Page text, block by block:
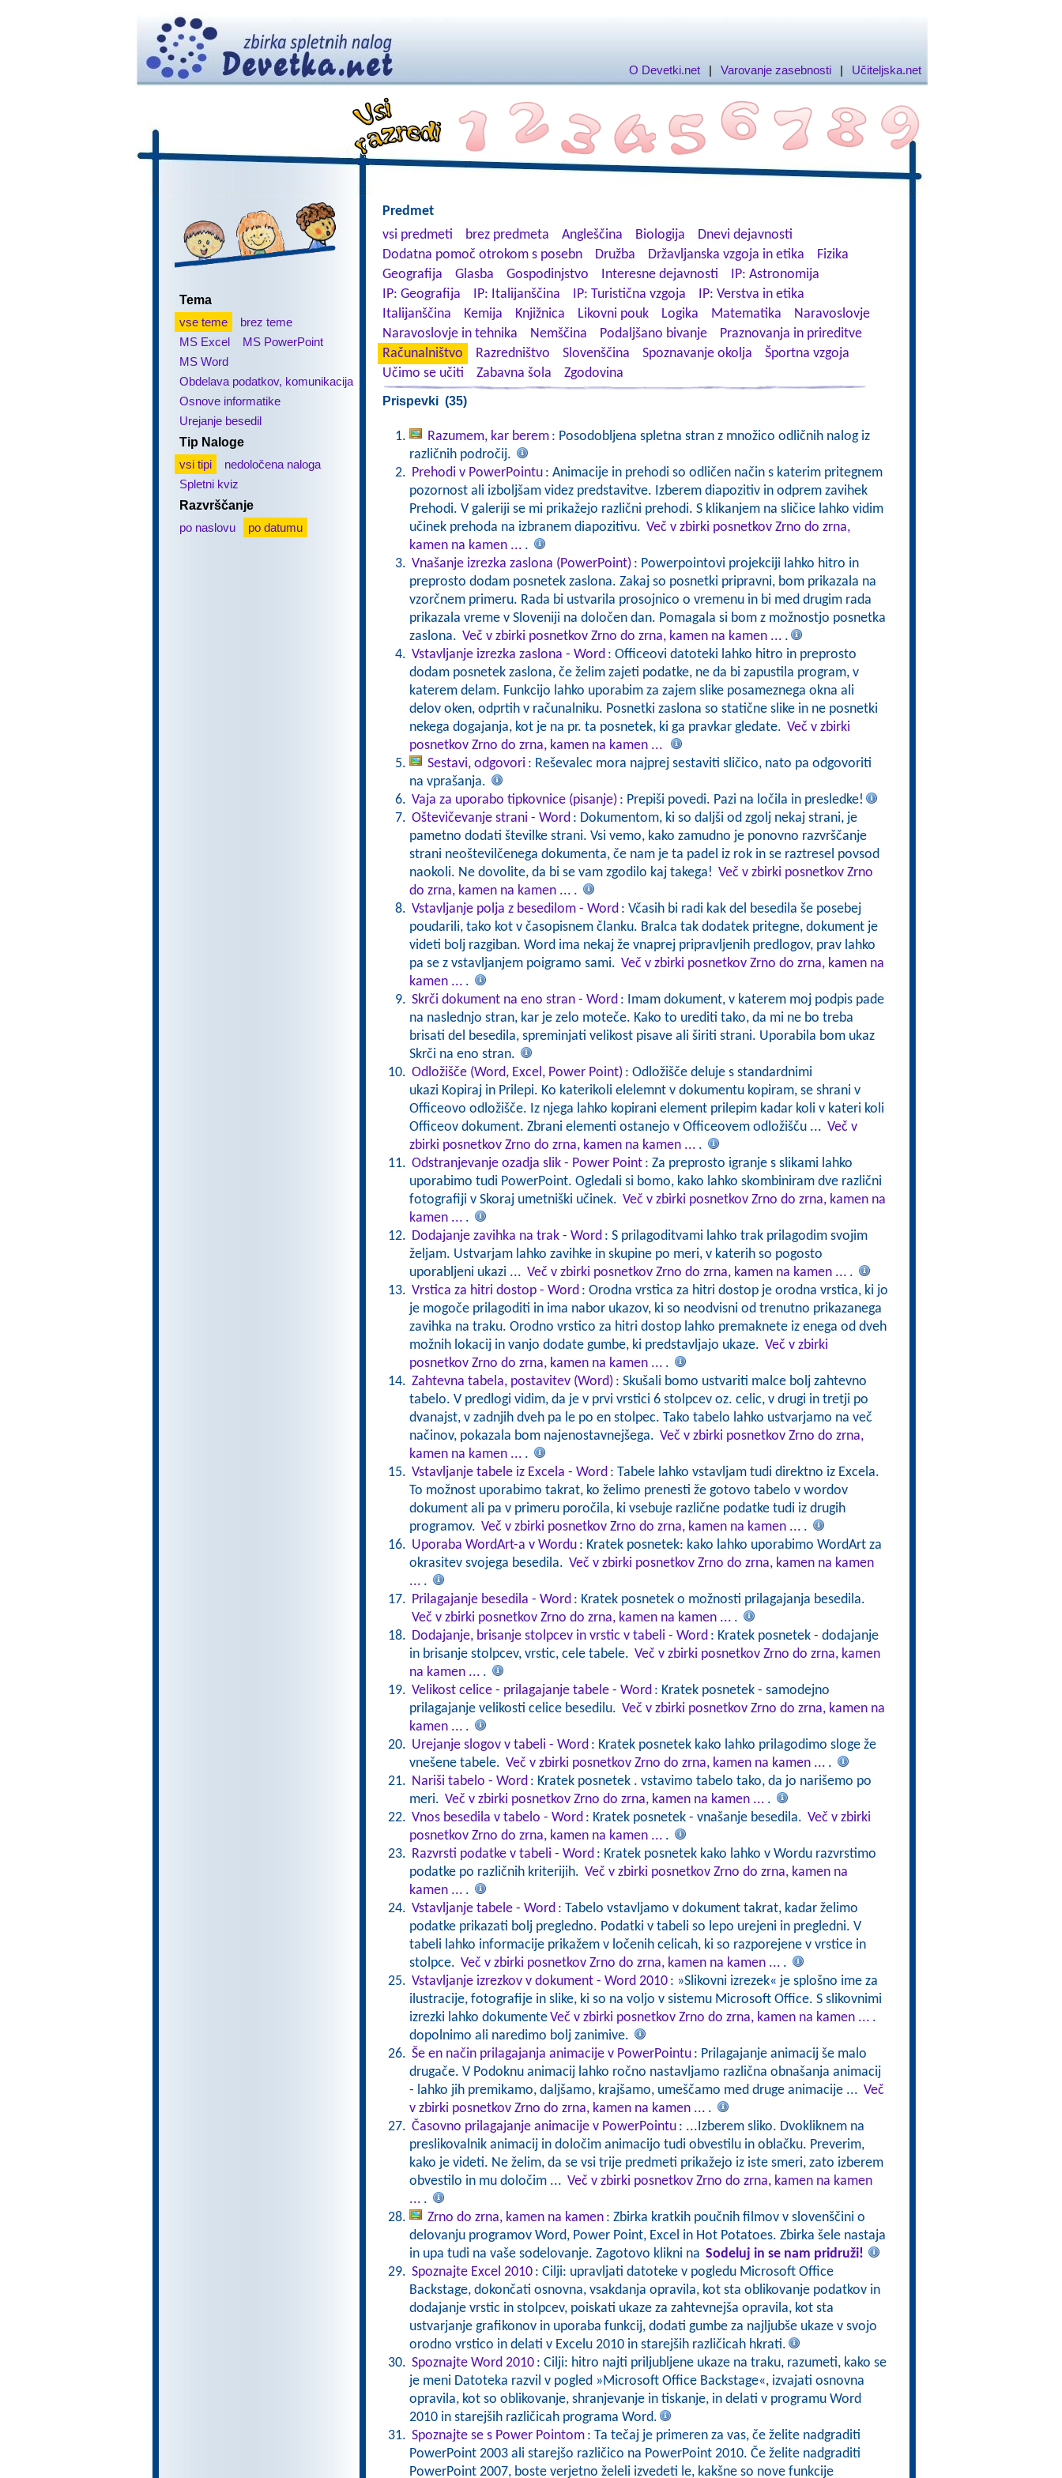
O Devetki.net | Varovanje zasebnosti | Učiteljska.net
Tema
vse teme
brez teme
MS Excel
MS PowerPoint
MS Word
Obdelava podatkov, komunikacija
Osnove informatike
Urejanje besedil
Tip Naloge
vsi tipi
nedoločena naloga
Spletni kviz
Razvrščanje
po naslovu
po datumu
Predmet
vsi predmeti
brez predmeta Angleščina Biologija
Dnevi dejavnosti
Dodatna pomoč otrokom s posebn
Družba Državljanska vzgoja in etika
Fizika
Geografija
Glasba Gospodinjstvo Interesne dejavnosti
IP: Astronomija
IP: Geografija
IP: Italijanščina IP: Turistična vzgoja
IP: Verstva in etika
Italijanščina
Kemija Knjižnica Likovni pouk Logika Matematika
Naravoslovje
Naravoslovje in tehnika
Nemščina Podaljšano bivanje
Praznovanja in prireditve
Računalništvo
Razredništvo Slovenščina Spoznavanje okolja
Športna vzgoja
Učimo se učiti
Zabavna šola Zgodovina
Prispevki (35)
Razumem, kar berem : Posodobljena spletna stran z množico odličnih nalog iz
različnih področij.
Prehodi v PowerPointu : Animacije in prehodi so odličen način s katerim pritegnem
pozornost ali izboljšam videz predstavitve. Izberem diapozitiv in odprem zavihek
Prehodi. V galeriji se mi prikažejo različni prehodi. S klikanjem na sličice lahko vidim
učinek prehoda na izbranem diapozitivu. Več v zbirki posnetkov Zrno do zrna,
kamen na kamen ... .
Vnašanje izrezka zaslona (PowerPoint) : Powerpointovi projekciji lahko hitro in
preprosto dodam posnetek zaslona. Zakaj so posnetki pripravni, bom prikazala na
vzorčnem primeru. Rada bi ustvarila prosojnico o vremenu in bi med drugim rada
prikazala vreme v Sloveniji na določen dan. Pomagala si bom z možnostjo posnetka
zaslona. Več v zbirki posnetkov Zrno do zrna, kamen na kamen ... .
Vstavljanje izrezka zaslona - Word : Officeovi datoteki lahko hitro in preprosto
dodam posnetek zaslona, če želim zajeti podatke, ne da bi zapustila program, v
katerem delam. Funkcijo lahko uporabim za zajem slike posameznega okna ali
delov oken, odprtih v računalniku. Posnetki zaslona so statične slike in ne posnetki
nekega dogajanja, kot je na pr. ta posnetek, ki ga pravkar gledate. Več v zbirki
posnetkov Zrno do zrna, kamen na kamen ...
Sestavi, odgovori : Reševalec mora najprej sestaviti sličico, nato pa odgovoriti
na vprašanja.
Vaja za uporabo tipkovnice (pisanje) : Prepiši povedi. Pazi na ločila in presledke!
Oštevičevanje strani - Word : Dokumentom, ki so daljši od zgolj nekaj strani, je
pametno dodati številke strani. Vsi vemo, kako zamudno je ponovno razvrščanje
strani neoštevilčenega dokumenta, če nam je ta padel iz rok in se raztresel povsod
naokoli. Ne dovolite, da bi se vam zgodilo kaj takega! Več v zbirki posnetkov Zrno
do zrna, kamen na kamen ... .
Vstavljanje polja z besedilom - Word : Včasih bi radi kak del besedila še posebej
poudarili, tako kot v časopisnem članku. Bralca tak dodatek pritegne, dokument je
videti bolj razgiban. Word ima nekaj že vnaprej pripravljenih predlogov, prav lahko
pa se z vstavljanjem poigramo sami. Več v zbirki posnetkov Zrno do zrna, kamen na
kamen ... .
Skrči dokument na eno stran - Word : Imam dokument, v katerem moj podpis pade
na naslednjo stran, kar je zelo moteče. Kako to urediti tako, da mi ne bo treba
brisati del besedila, spreminjati velikost pisave ali širiti strani. Uporabila bom ukaz
Skrči na eno stran.
Odložišče (Word, Excel, Power Point) : Odložišče deluje s standardnimi
ukazi Kopiraj in Prilepi. Ko katerikoli elelemnt v dokumentu kopiram, se shrani v
Officeovo odložišče. Iz njega lahko kopirani element prilepim kadar koli v kateri koli
Officeov dokument. Zbrani elementi ostanejo v Officeovem odložišču ... Več v
zbirki posnetkov Zrno do zrna, kamen na kamen ... .
Odstranjevanje ozadja slik - Power Point : Za preprosto igranje s slikami lahko
uporabimo tudi PowerPoint. Ogledali si bomo, kako lahko skombiniram dve različni
fotografiji v Skoraj umetniški učinek. Več v zbirki posnetkov Zrno do zrna, kamen na
kamen ... .
Dodajanje zavihka na trak - Word : S prilagoditvami lahko trak prilagodim svojim
željam. Ustvarjam lahko zavihke in skupine po meri, v katerih so pogosto
uporabljeni ukazi ... Več v zbirki posnetkov Zrno do zrna, kamen na kamen ... .
Vrstica za hitri dostop - Word : Orodna vrstica za hitri dostop je orodna vrstica, ki jo
je mogoče prilagoditi in ima nabor ukazov, ki so neodvisni od trenutno prikazanega
zavihka na traku. Orodno vrstico za hitri dostop lahko premaknete iz enega od dveh
možnih lokacij in vanjo dodate gumbe, ki predstavljajo ukaze. Več v zbirki
posnetkov Zrno do zrna, kamen na kamen ... .
Zahtevna tabela, postavitev (Word) : Skušali bomo ustvariti malce bolj zahtevno
tabelo. V predlogi vidim, da je v prvi vrstici 6 stolpcev oz. celic, v drugi in tretji po
dvanajst, v zadnjih dveh pa le po en stolpec. Tako tabelo lahko ustvarjamo na več
načinov, pokazala bom najenostavnejšega. Več v zbirki posnetkov Zrno do zrna,
kamen na kamen ... .
Vstavljanje tabele iz Excela - Word : Tabele lahko vstavljam tudi direktno iz Excela.
To možnost uporabimo takrat, ko želimo prenesti že gotovo tabelo v wordov
dokument ali pa v primeru poročila, ki vsebuje različne podatke tudi iz drugih
programov. Več v zbirki posnetkov Zrno do zrna, kamen na kamen ... .
Uporaba WordArt-a v Wordu : Kratek posnetek: kako lahko uporabimo WordArt za
okrasitev svojega besedila. Več v zbirki posnetkov Zrno do zrna, kamen na kamen
... .
Prilagajanje besedila - Word : Kratek posnetek o možnosti prilagajanja besedila.
Več v zbirki posnetkov Zrno do zrna, kamen na kamen ... .
Dodajanje, brisanje stolpcev in vrstic v tabeli - Word : Kratek posnetek - dodajanje
in brisanje stolpcev, vrstic, cele tabele. Več v zbirki posnetkov Zrno do zrna, kamen
na kamen ... .
Velikost celice - prilagajanje tabele - Word : Kratek posnetek - samodejno
prilagajanje velikosti celice besedilu. Več v zbirki posnetkov Zrno do zrna, kamen na
kamen ... .
Urejanje slogov v tabeli - Word : Kratek posnetek kako lahko prilagodimo sloge že
vnešene tabele. Več v zbirki posnetkov Zrno do zrna, kamen na kamen ... .
Nariši tabelo - Word : Kratek posnetek . vstavimo tabelo tako, da jo narišemo po
meri. Več v zbirki posnetkov Zrno do zrna, kamen na kamen ... .
Vnos besedila v tabelo - Word : Kratek posnetek - vnašanje besedila. Več v zbirki
posnetkov Zrno do zrna, kamen na kamen ... .
Razvrsti podatke v tabeli - Word : Kratek posnetek kako lahko v Wordu razvrstimo
podatke po različnih kriterijih. Več v zbirki posnetkov Zrno do zrna, kamen na
kamen ... .
Vstavljanje tabele - Word : Tabelo vstavljamo v dokument takrat, kadar želimo
podatke prikazati bolj pregledno. Podatki v tabeli so lepo urejeni in pregledni. V
tabeli lahko informacije prikažem v ločenih celicah, ki so razporejene v vrstice in
stolpce. Več v zbirki posnetkov Zrno do zrna, kamen na kamen ... .
Vstavljanje izrezkov v dokument - Word 2010 : »Slikovni izrezek« je splošno ime za
ilustracije, fotografije in slike, ki so na voljo v sistemu Microsoft Office. S slikovnimi
izrezki lahko dokumenteVeč v zbirki posnetkov Zrno do zrna, kamen na kamen ... .
dopolnimo ali naredimo bolj zanimive.
Še en način prilagajanja animacije v PowerPointu : Prilagajanje animacij še malo
drugače. V Podoknu animacij lahko ročno nastavljamo različna obnašanja animacij
- lahko jih premikamo, daljšamo, krajšamo, umeščamo med druge animacije ... Več
v zbirki posnetkov Zrno do zrna, kamen na kamen ... .
Časovno prilagajanje animacije v PowerPointu : ...Izberem sliko. Dvokliknem na
preslikovalnik animacij in določim animacijo tudi obvestilu in oblačku. Preverim,
kako je videti. Ne želim, da se vsi trije predmeti prikažejo iz iste smeri, zato izberem
obvestilo in mu določim ... Več v zbirki posnetkov Zrno do zrna, kamen na kamen
... .
Zrno do zrna, kamen na kamen : Zbirka kratkih poučnih filmov v slovenščini o
delovanju programov Word, Power Point, Excel in Hot Potatoes. Zbirka šele nastaja
in upa tudi na vaše sodelovanje. Zagotovo klikni na Sodeluj in se nam pridruži!
Spoznajte Excel 2010 : Cilji: upravljati datoteke v pogledu Microsoft Office
Backstage, dokončati osnovna, vsakdanja opravila, kot sta oblikovanje podatkov in
dodajanje vrstic in stolpcev, poiskati ukaze za zahtevnejša opravila, kot sta
ustvarjanje grafikonov in uporaba funkcij, dodati gumbe za najljubše ukaze v svojo
orodno vrstico in delati v Excelu 2010 in starejših različicah hkrati.
Spoznajte Word 2010 : Cilji: hitro najti priljubljene ukaze na traku, razumeti, kako se
je meni Datoteka razvil v pogled »Microsoft Office Backstage«, izvajati osnovna
opravila, kot so oblikovanje, shranjevanje in tiskanje, in delati v programu Word
2010 in starejših različicah programa Word.
Spoznajte se s Power Pointom : Ta tečaj je primeren za vas, če želite nadgraditi
PowerPoint 2003 ali starejšo različico na PowerPoint 2010. Če želite nadgraditi
PowerPoint 2007, boste verjetno želeli izvedeti le, kakšne so nove funkcije